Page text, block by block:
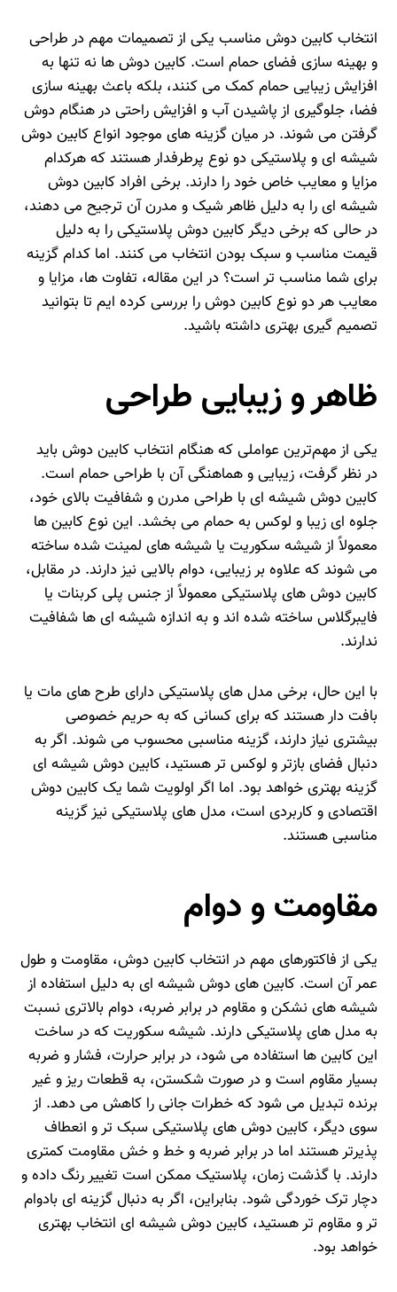
انتخاب کابین دوش مناسب یکی از تصمیمات مهم در طراحی
و بهینه‌ سازی فضای حمام است. کابین دوش‌ ها نه‌ تنها به
افزایش زیبایی حمام کمک می‌ کنند، بلکه باعث بهینه‌ سازی
فضا، جلوگیری از پاشیدن آب و افزایش راحتی در هنگام دوش
گرفتن می‌ شوند. در میان گزینه‌ های موجود انواع کابین دوش‌
شیشه‌ ای و پلاستیکی دو نوع پرطرفدار هستند که هرکدام
مزایا و معایب خاص خود را دارند. برخی افراد کابین دوش
شیشه‌ ای را به دلیل ظاهر شیک و مدرن آن ترجیح می‌ دهند،
در حالی که برخی دیگر کابین دوش پلاستیکی را به دلیل
قیمت مناسب و سبک بودن انتخاب می‌ کنند. اما کدام گزینه
برای شما مناسب‌ تر است؟ در این مقاله، تفاوت‌ ها، مزایا و
معایب هر دو نوع کابین دوش را بررسی کرده‌ ایم تا بتوانید
تصمیم‌ گیری بهتری داشته باشید.
ظاهر و زیبایی طراحی
یکی از مهم‌ترین عواملی که هنگام انتخاب کابین دوش باید
در نظر گرفت، زیبایی و هماهنگی آن با طراحی حمام است.
کابین دوش شیشه‌ ای با طراحی مدرن و شفافیت بالای خود،
جلوه‌ ای زیبا و لوکس به حمام می‌ بخشد. این نوع کابین‌ ها
معمولاً از شیشه سکوریت یا شیشه‌ های لمینت شده ساخته
می‌ شوند که علاوه بر زیبایی، دوام بالایی نیز دارند. در مقابل،
کابین دوش‌ های پلاستیکی معمولاً از جنس پلی‌ کربنات یا
فایبرگلاس ساخته شده‌ اند و به اندازه شیشه‌ ای‌ ها شفافیت
ندارند.
با این حال، برخی مدل‌ های پلاستیکی دارای طرح‌ های مات یا
بافت‌ دار هستند که برای کسانی که به حریم خصوصی
بیشتری نیاز دارند، گزینه مناسبی محسوب می‌ شوند. اگر به
دنبال فضای بازتر و لوکس‌ تر هستید، کابین دوش شیشه‌ ای
گزینه بهتری خواهد بود. اما اگر اولویت شما یک کابین دوش
اقتصادی و کاربردی است، مدل‌ های پلاستیکی نیز گزینه
مناسبی هستند.
مقاومت و دوام
یکی از فاکتورهای مهم در انتخاب کابین دوش، مقاومت و طول
عمر آن است. کابین‌ های دوش شیشه‌ ای به دلیل استفاده از
شیشه‌ های نشکن و مقاوم در برابر ضربه، دوام بالاتری نسبت
به مدل‌ های پلاستیکی دارند. شیشه سکوریت که در ساخت
این کابین‌ ها استفاده می‌ شود، در برابر حرارت، فشار و ضربه
بسیار مقاوم است و در صورت شکستن، به قطعات ریز و غیر
برنده تبدیل می‌ شود که خطرات جانی را کاهش می‌ دهد. از
سوی دیگر، کابین دوش‌ های پلاستیکی سبک‌ تر و انعطاف‌
پذیرتر هستند اما در برابر ضربه و خط و خش مقاومت کمتری
دارند. با گذشت زمان، پلاستیک ممکن است تغییر رنگ داده و
دچار ترک‌ خوردگی شود. بنابراین، اگر به دنبال گزینه‌ ای بادوام‌
تر و مقاوم‌ تر هستید، کابین دوش شیشه‌ ای انتخاب بهتری
خواهد بود.